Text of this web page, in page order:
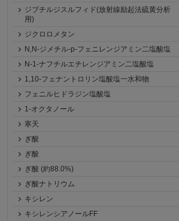
ジブチルジスルフィド(放射線励起法硫黄分析
用)
ジクロロメタン
N,N-ジメチル-p-フェニレンジアミン二塩酸塩
N-1-ナフチルエチレンジアミン二塩酸塩
1,10-フェナントロリン塩酸塩一水和物
フェニルヒドラジン塩酸塩
1-オクタノール
寒天
ぎ酸
ぎ酸
ぎ酸 (約88.0%)
ぎ酸ナトリウム
キシレン
キシレンシアノールFF